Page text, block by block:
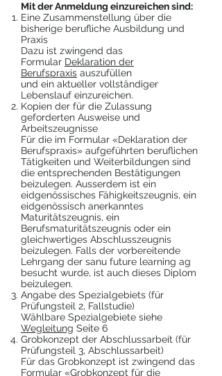
Mit der Anmeldung einzureichen sind:
Eine Zusammenstellung über die
bisherige berufliche Ausbildung und
Praxis
Dazu ist zwingend das
Formular Deklaration der
Berufspraxis auszufüllen
und ein aktueller vollständiger
Lebenslauf einzureichen.
Kopien der für die Zulassung
geforderten Ausweise und
Arbeitszeugnisse
Für die im Formular «Deklaration der
Berufspraxis» aufgeführten beruflichen
Tätigkeiten und Weiterbildungen sind
die entsprechenden Bestätigungen
beizulegen. Ausserdem ist ein
eidgenössisches Fähigkeitszeugnis, ein
eidgenössisch anerkanntes
Maturitätszeugnis, ein
Berufsmaturitätszeugnis oder ein
gleichwertiges Abschlusszeugnis
beizulegen. Falls der vorbereitende
Lehrgang der sanu future learning ag
besucht wurde, ist auch dieses Diplom
beizulegen.
Angabe des Spezialgebiets (für
Prüfungsteil 2, Fallstudie)
Wählbare Spezialgebiete siehe
Wegleitung Seite 6
Grobkonzept der Abschlussarbeit (für
Prüfungsteil 3, Abschlussarbeit)
Für das Grobkonzept ist zwingend das
Formular «Grobkonzept für die